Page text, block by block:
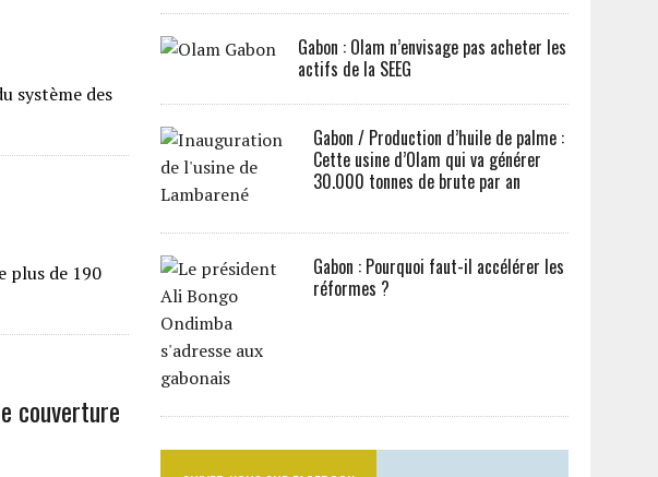
système des
plus de 190
couverture
Gabon : Olam n’envisage pas acheter les
actifs de la SEEG
Gabon / Production d’huile de palme :
Cette usine d’Olam qui va générer
30.000 tonnes de brute par an
Gabon : Pourquoi faut-il accélérer les
réformes ?